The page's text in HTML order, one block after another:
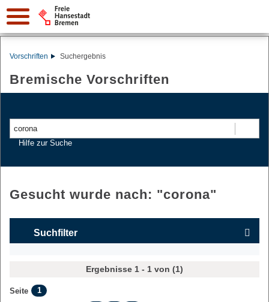
Vorschriften Suchergebnis
Bremische Vorschriften
Hilfe zur Suche
Gesucht wurde nach: "corona"
Suchfilter
Ergebnisse 1 - 1 von (1)
Seite
1